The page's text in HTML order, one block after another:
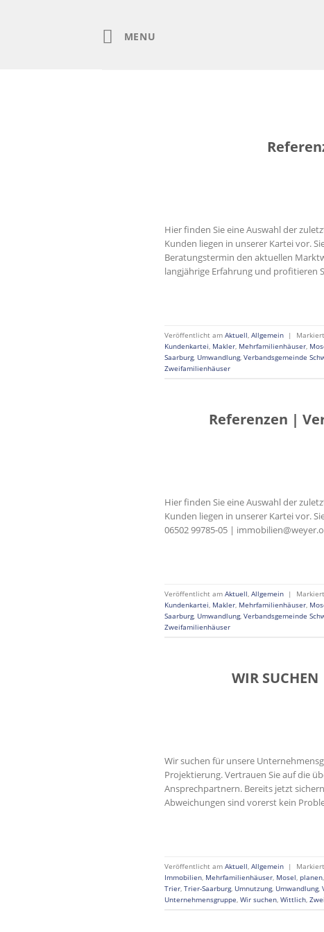
MENU
Hier finden Sie eine Auswahl der
Kunden liegen in unserer Kartei vor.
Beratungstermin den aktuellen
langjährige Erfahrung und profitieren
Veröffentlicht am Aktuell, Allgemein | Markiert
Kundenkartei, Makler, Mehrfamilienhäuser,
Saarburg, Umwandlung, Verbandsgemeinde
Zweifamilienhäuser
Referenzen |
Hier finden Sie eine Auswahl der
Kunden liegen in unserer Kartei vor.
06502 99785-05 |
Veröffentlicht am Aktuell, Allgemein | Markiert
Kundenkartei, Makler, Mehrfamilienhäuser,
Saarburg, Umwandlung, Verbandsgemeinde
Zweifamilienhäuser
WIR
Wir suchen für unsere
Projektierung. Vertrauen Sie auf die
Ansprechpartnern. Bereits jetzt
Abweichungen sind vorerst kein
Veröffentlicht am Aktuell Allgemein | Markiert
Immobilien Mehrfamilienhäuser Mosel planen
Trier Trier-Saarburg, Umnutzung, Umwandlung,
Unternehmensgruppe Wir suchen Wittlich